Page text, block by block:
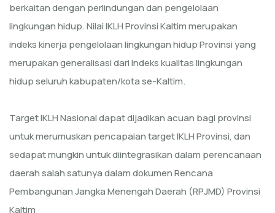
berkaitan dengan perlindungan dan pengelolaan
lingkungan hidup. Nilai IKLH Provinsi Kaltim merupakan
indeks kinerja pengelolaan lingkungan hidup Provinsi yang
merupakan generalisasi dari Indeks kualitas lingkungan
hidup seluruh kabupaten/kota se-Kaltim.
Target IKLH Nasional dapat dijadikan acuan bagi provinsi
untuk merumuskan pencapaian target IKLH Provinsi, dan
sedapat mungkin untuk diintegrasikan dalam perencanaan
daerah salah satunya dalam dokumen Rencana
Pembangunan Jangka Menengah Daerah (RPJMD) Provinsi
Kaltim